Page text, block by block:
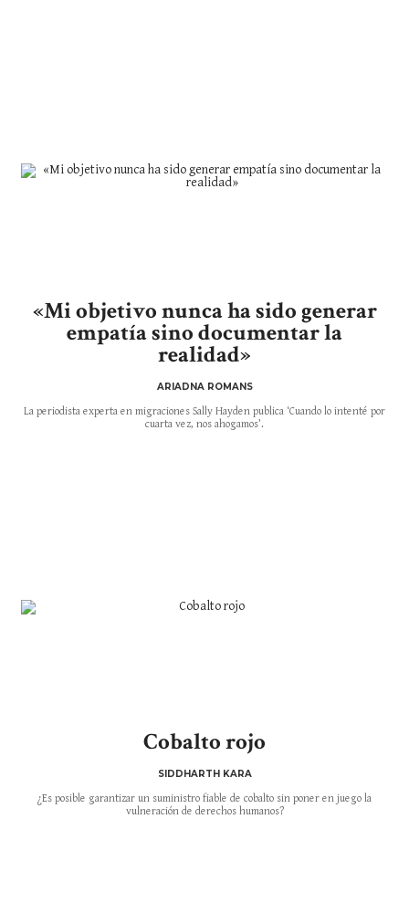
«Mi objetivo nunca ha sido generar
empatía sino documentar la
realidad»
ARIADNA ROMANS
La periodista experta en migraciones Sally Hayden publica ‘Cuando lo intenté por
cuarta vez, nos ahogamos’.
Cobalto rojo
SIDDHARTH KARA
¿Es posible garantizar un suministro fiable de cobalto sin poner en juego la
vulneración de derechos humanos?